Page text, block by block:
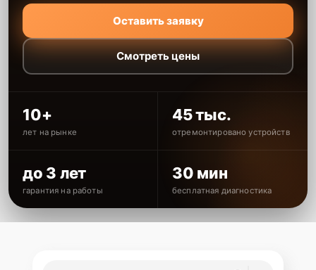
Оставить заявку
Смотреть цены
10+
лет на рынке
45 тыс.
отремонтировано устройств
до 3 лет
гарантия на работы
30 мин
бесплатная диагностика